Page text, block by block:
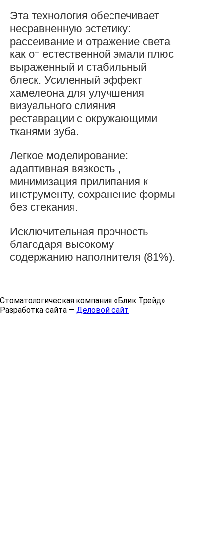
Эта технология обеспечивает
несравненную эстетику:
рассеивание и отражение света
как от естественной эмали плюс
выраженный и стабильный
блеск. Усиленный эффект
хамелеона для улучшения
визуального слияния
реставрации с окружающими
тканями зуба.
Легкое моделирование:
адаптивная вязкость ,
минимизация прилипания к
инструменту, сохранение формы
без стекания.
Исключительная прочность
благодаря высокому
содержанию наполнителя (81%).
Стоматологическая компания «Блик Трейд»
Разработка сайта — Деловой сайт